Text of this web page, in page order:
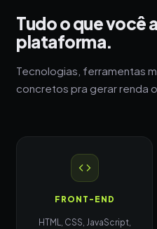
Tudo o que você
plataforma.
Tecnologias, ferramentas
concretos pra gerar renda
FRONT-END
HTML, CSS, JavaScript,